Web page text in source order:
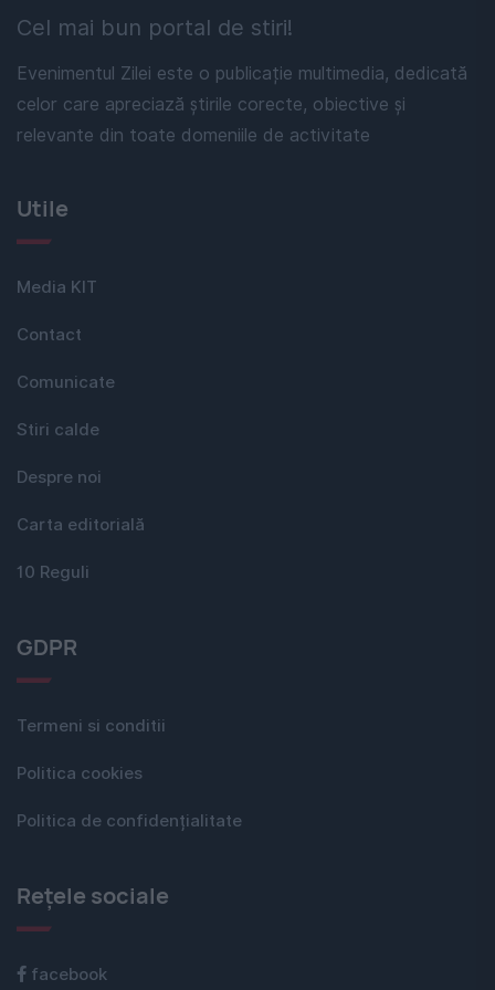
Cel mai bun portal de stiri!
Evenimentul Zilei este o publicație multimedia, dedicată
celor care apreciază știrile corecte, obiective și
relevante din toate domeniile de activitate
Utile
Media KIT
Contact
Comunicate
Stiri calde
Despre noi
Carta editorială
10 Reguli
GDPR
Termeni si conditii
Politica cookies
Politica de confidențialitate
Rețele sociale
facebook